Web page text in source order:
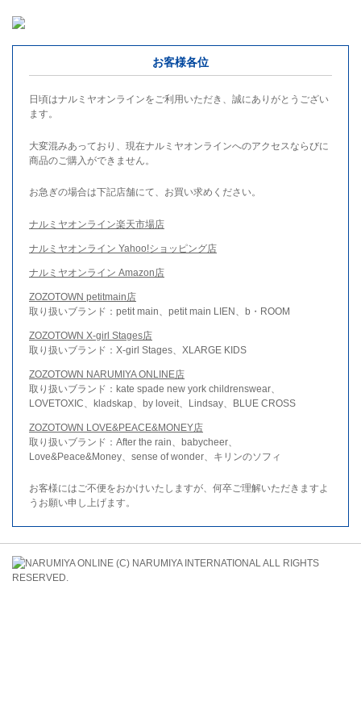
お客様各位
日頃はナルミヤオンラインをご利用いただき、誠にありがとうござい
ます。
大変混みあっており、現在ナルミヤオンラインへのアクセスならびに
商品のご購入ができません。
お急ぎの場合は下記店舗にて、お買い求めください。
ナルミヤオンライン楽天市場店
ナルミヤオンライン Yahoo!ショッピング店
ナルミヤオンライン Amazon店
ZOZOTOWN petitmain店
取り扱いブランド：petit main、petit main LIEN、b・ROOM
ZOZOTOWN X-girl Stages店
取り扱いブランド：X-girl Stages、XLARGE KIDS
ZOZOTOWN NARUMIYA ONLINE店
取り扱いブランド：kate spade new york childrenswear、
LOVETOXIC、kladskap、by loveit、Lindsay、BLUE CROSS
ZOZOTOWN LOVE&PEACE&MONEY店
取り扱いブランド：After the rain、babycheer、
Love&Peace&Money、sense of wonder、キリンのソフィ
お客様にはご不便をおかけいたしますが、何卒ご理解いただきますよ
うお願い申し上げます。